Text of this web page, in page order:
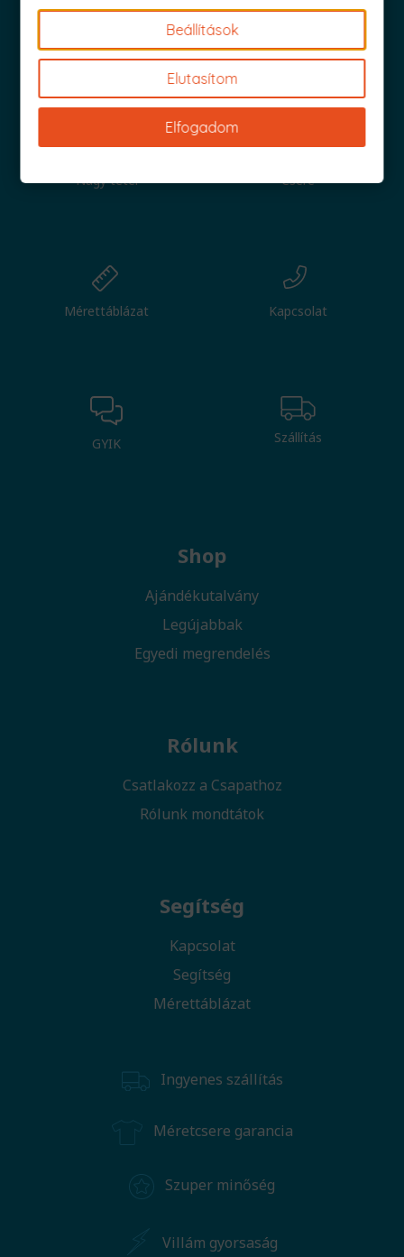
Iratkozz fel és küldjük is az 1000 Ft értékű kuponod!
Nagy tétel Csere
Mérettáblázat Kapcsolat
GYIK Szállítás
Shop
Ajándékutalvány
Legújabbak
Egyedi megrendelés
Rólunk
Csatlakozz a Csapathoz
Rólunk mondtátok
Segítség
Kapcsolat
Segítség
Mérettáblázat
Ingyenes szállítás
Méretcsere garancia
Szuper minőség
Villám gyorsaság
Beállítások
Elutasítom
Elfogadom